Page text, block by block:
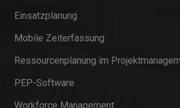
Einsatzplanung
Mobile Zeiterfassung
Ressourcenplanung im
PEP-Software
Workforce Management